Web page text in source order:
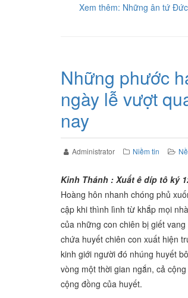
Xem thêm: Những ân tứ
Những phước
ngày lễ vượt
nay
Administrator Niềm tin
Kinh Thánh : Xuất ê díp tô ký
Hoàng hôn nhanh chóng phủ
cập khi thình lình từ khắp mọi
của những con chiên bị giết
chứa huyết chiên con xuất hiện
kinh giới người đó nhúng huyết
vòng một thời gian ngắn, cả
cộng đồng của huyết.